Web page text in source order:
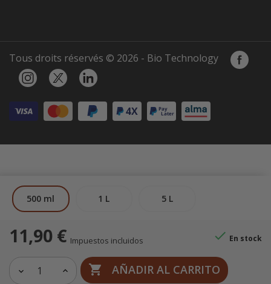
500 ml 1 L 5 L
11,90 € Impuestos incluidos
 AÑADIR AL CARRITO
 En stock
Tous droits réservés © 2026 - Bio Technology